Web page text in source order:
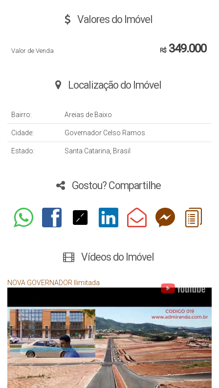
Valores do Imóvel
R$349.000
Valor de Venda
Localização do Imóvel
Bairro: Areias de Baixo
Cidade: Governador Celso Ramos
Estado: Santa Catarina, Brasil
Gostou? Compartilhe
Vídeos do Imóvel
NOVA GOVERNADOR Ilimitada